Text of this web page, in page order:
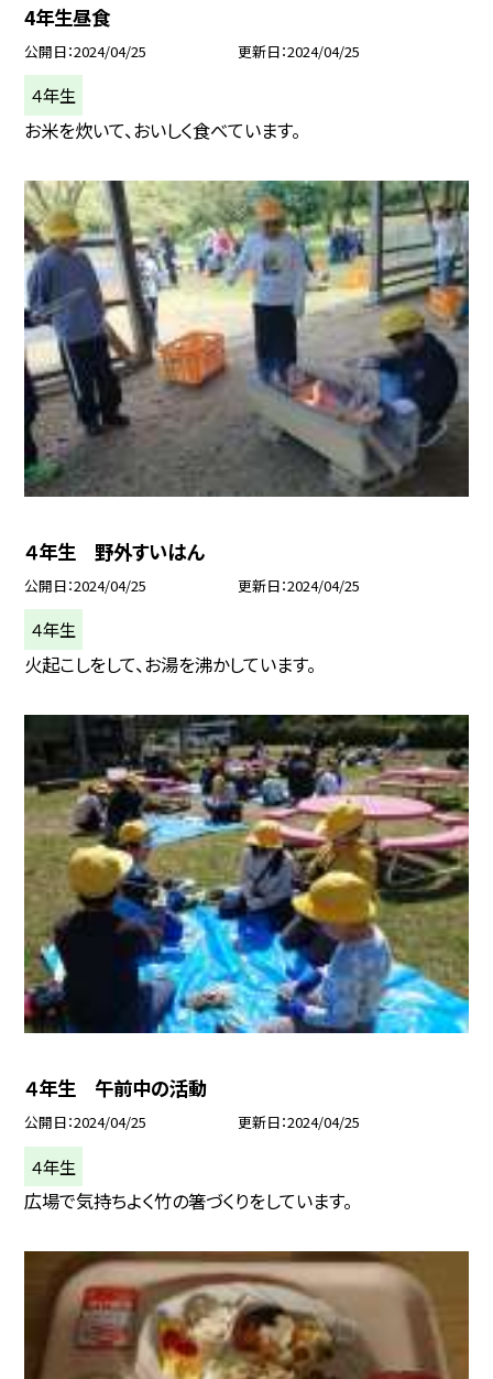
4年生昼食
公開日 2024/04/25 更新日 2024/04/25
４年生
お米を炊いて、おいしく食べています。
４年生 野外すいはん
公開日 2024/04/25 更新日 2024/04/25
４年生
火起こしをして、お湯を沸かしています。
４年生 午前中の活動
公開日 2024/04/25 更新日 2024/04/25
４年生
広場で気持ちよく竹の箸づくりをしています。